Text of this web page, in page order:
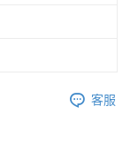
客服